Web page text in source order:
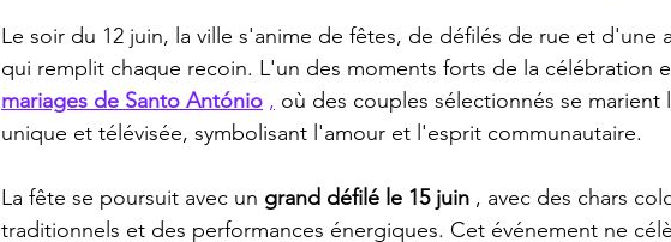
Le soir du 12 juin, la ville s'anime de fêtes, de défilés de rue et d'une
qui remplit chaque recoin. L'un des moments forts de la célébration
mariages de Santo António , où des couples sélectionnés se
unique et télévisée, symbolisant l'amour et l'esprit communautaire.
La fête se poursuit avec un grand défilé le 15 juin , avec des chars
traditionnels et des performances énergiques. Cet événement ne